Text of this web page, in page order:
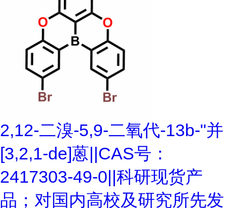
2,12-二溴-5,9-二氧代-13b-"并
[3,2,1-de]蒽||CAS号：
2417303-49-0||科研现货产
品；对国内高校及研究所先发